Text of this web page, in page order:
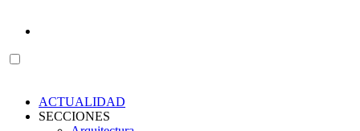
ACTUALIDAD
SECCIONES